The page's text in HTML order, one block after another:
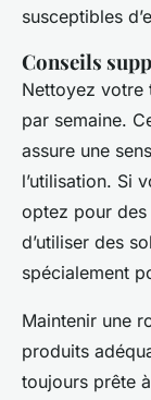
susceptibles
Conseils
Nettoyez votre
par semaine.
assure une
l’utilisation. Si
optez pour
d’utiliser des
spécialement
Maintenir une
produits
toujours prête